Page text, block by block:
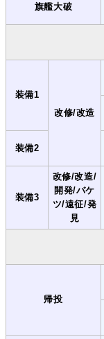
旗艦大破
装備1
改修/改造
装備2
装備3
改修/改造/
開発/バケ
ツ/遠征/発
見
帰投